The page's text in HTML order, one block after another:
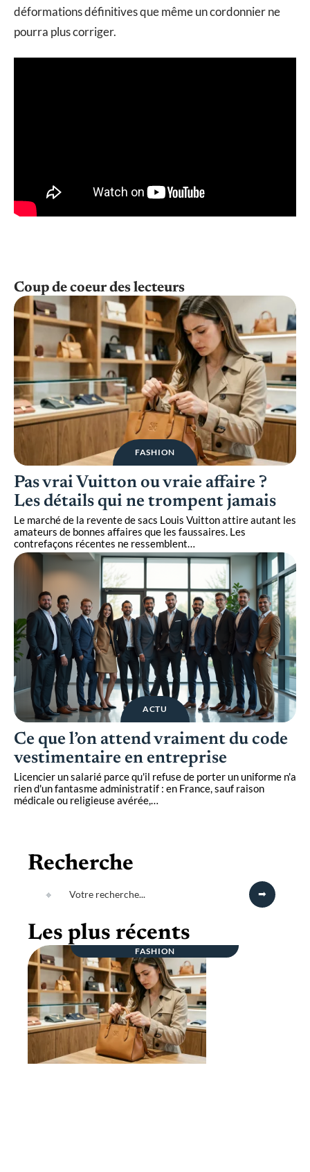
déformations définitives que même un cordonnier ne
pourra plus corriger.
Coup de coeur des lecteurs
FASHION
Pas vrai Vuitton ou vraie affaire ?
Les détails qui ne trompent jamais
Le marché de la revente de sacs Louis Vuitton attire autant les
amateurs de bonnes affaires que les faussaires. Les
contrefaçons récentes ne ressemblent…
ACTU
Ce que l’on attend vraiment du code
vestimentaire en entreprise
Licencier un salarié parce qu'il refuse de porter un uniforme n'a
rien d'un fantasme administratif : en France, sauf raison
médicale ou religieuse avérée,
Recherche
Les plus récents
FASHION